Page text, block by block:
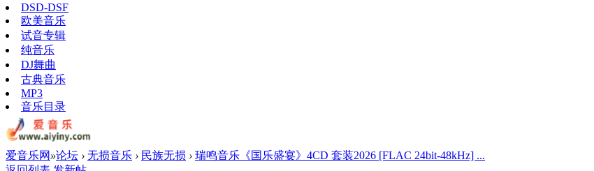
DSD-DSF
欧美音乐
试音专辑
纯音乐
DJ舞曲
古典音乐
MP3
音乐目录
爱音乐网 »论坛 › 无损音乐 › 民族无损 › 瑞鸣音乐《国乐盛宴》4CD 套装2026 [FLAC 24bit-48kHz] ...